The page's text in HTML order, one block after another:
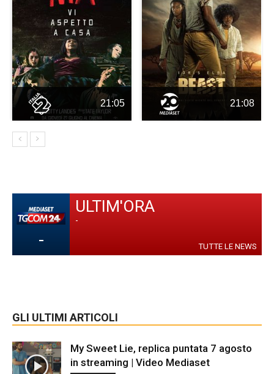
21:05 21:08
-
ULTIM'ORA
-
TUTTE LE NEWS
GLI ULTIMI ARTICOLI
My Sweet Lie, replica puntata 7 agosto
in streaming | Video Mediaset